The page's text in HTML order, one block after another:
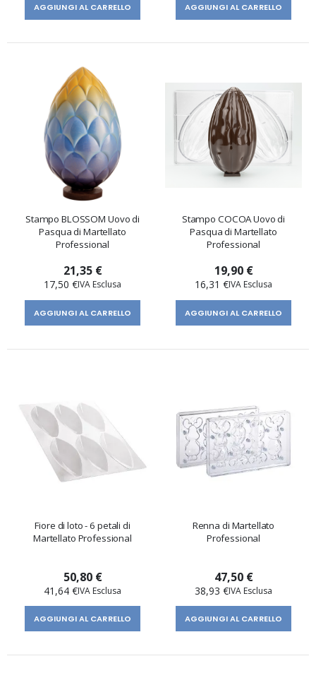
AGGIUNGI AL CARRELLO AGGIUNGI AL CARRELLO
Stampo BLOSSOM Uovo di
Pasqua di Martellato
Professional
21,35 €
17,50 €
AGGIUNGI AL CARRELLO
Stampo COCOA Uovo di
Pasqua di Martellato
Professional
19,90 €
16,31 €
AGGIUNGI AL CARRELLO
Fiore di loto - 6 petali di
Martellato Professional
50,80 €
41,64 €
AGGIUNGI AL CARRELLO
Renna di Martellato
Professional
47,50 €
38,93 €
AGGIUNGI AL CARRELLO